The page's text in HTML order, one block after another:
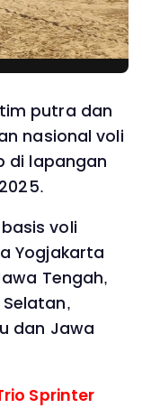
tim putra dan
nasional voli
di lapangan
voli
Yogjakarta
Tengah,
dan Jawa
Sprinter